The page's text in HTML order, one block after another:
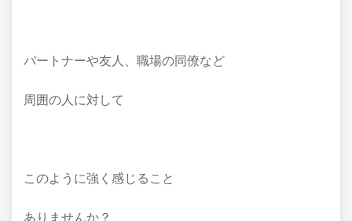
パートナーや友人、職場の同僚など
周囲の人に対して
このように強く感じること
ありませんか？